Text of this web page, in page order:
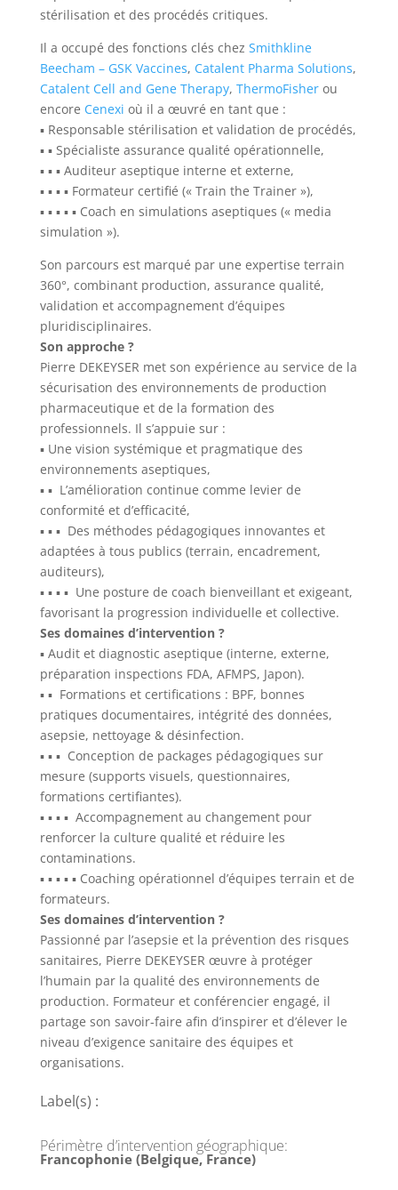
stérilisation et des procédés critiques.
Il a occupé des fonctions clés chez Smithkline
Beecham – GSK Vaccines, Catalent Pharma Solutions,
Catalent Cell and Gene Therapy, ThermoFisherou
encore Cenexi où il a œuvré en tant que :
▪ Responsable stérilisation et validation de procédés,
▪ ▪ Spécialiste assurance qualité opérationnelle,
▪ ▪ ▪ Auditeur aseptique interne et externe,
▪ ▪ ▪ ▪ Formateur certifié (« Train the Trainer »),
▪ ▪ ▪ ▪ ▪ Coach en simulations aseptiques (« media
simulation »).
Son parcours est marqué par une expertise terrain
360°, combinant production, assurance qualité,
validation et accompagnement d’équipes
pluridisciplinaires.
Son approche ?
Pierre DEKEYSER met son expérience au service de la
sécurisation des environnements de production
pharmaceutique et de la formation des
professionnels. Il s’appuie sur :
▪ Une vision systémique et pragmatique des
environnements aseptiques,
▪ ▪ L’amélioration continue comme levier de
conformité et d’efficacité,
▪ ▪ ▪ Des méthodes pédagogiques innovantes et
adaptées à tous publics (terrain, encadrement,
auditeurs),
▪ ▪ ▪ ▪ Une posture de coach bienveillant et exigeant,
favorisant la progression individuelle et collective.
Ses domaines d’intervention ?
▪ Audit et diagnostic aseptique (interne, externe,
préparation inspections FDA, AFMPS, Japon).
▪ ▪ Formations et certifications : BPF, bonnes
pratiques documentaires, intégrité des données,
asepsie, nettoyage & désinfection.
▪ ▪ ▪ Conception de packages pédagogiques sur
mesure (supports visuels, questionnaires,
formations certifiantes).
▪ ▪ ▪ ▪ Accompagnement au changement pour
renforcer la culture qualité et réduire les
contaminations.
▪ ▪ ▪ ▪ ▪ Coaching opérationnel d’équipes terrain et de
formateurs.
Ses domaines d’intervention ?
Passionné par l’asepsie et la prévention des risques
sanitaires, Pierre DEKEYSER œuvre à protéger
l’humain par la qualité des environnements de
production. Formateur et conférencier engagé, il
partage son savoir-faire afin d’inspirer et d’élever le
niveau d’exigence sanitaire des équipes et
organisations.
Label(s) :
Périmètre d’intervention géographique:
Francophonie (Belgique, France)